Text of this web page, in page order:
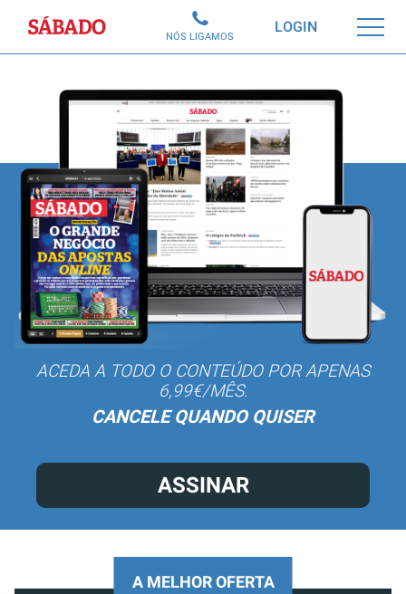
Sábado LOGIN
NÓS LIGAMOS
ACEDA A TODO O CONTEÚDO POR APENAS
6,99€/MÊS.
CANCELE QUANDO QUISER
ASSINAR
A MELHOR OFERTA